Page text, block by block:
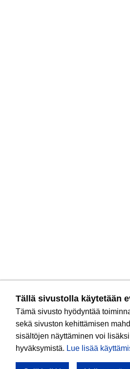
Tällä sivustolla käytetään
Tämä sivusto hyödyntää
sekä sivuston kehittämisen
sisältöjen näyttäminen voi
hyväksymistä. Lue lisää